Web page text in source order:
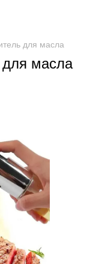
для масла
масла